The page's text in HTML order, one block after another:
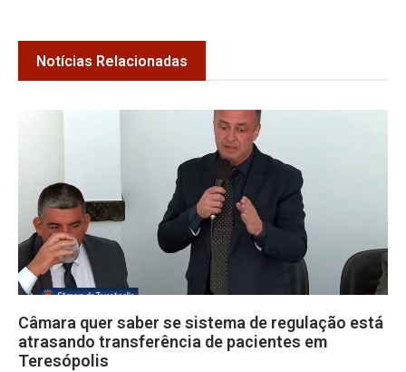
Notícias Relacionadas
Câmara quer saber se sistema de regulação está
atrasando transferência de pacientes em
Teresópolis